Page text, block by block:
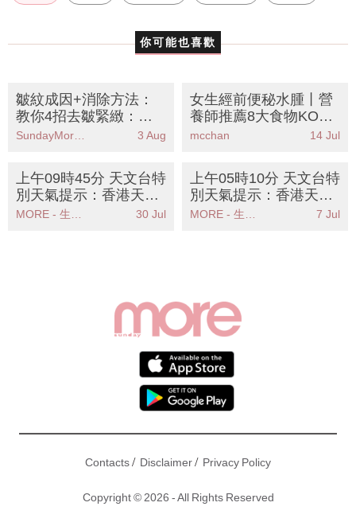
你可能也喜歡
皺紋成因+消除方法：
教你4招去皺緊緻：消
除額頭紋/法令紋/魚尾3 Aug
女生經前便秘水腫丨營
養師推薦8大食物KO肚
谷谷 附3款緊急通便食
mcchan 14 Jul
上午09時45分 天文台特
別天氣提示：香港天文
台發出特別天氣提示雷
MORE - 生活品味 30 Jul
上午05時10分 天文台特
別天氣提示：香港天文
台發出強陣風警告市民
MORE - 生活品味 7 Jul
Contacts/ Disclaimer/ Privacy Policy
Copyright © 2026 - All Rights Reserved